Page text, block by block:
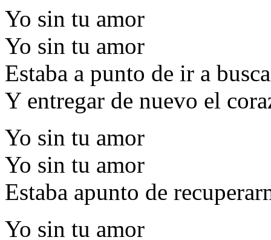
Yo sin tu amor
Yo sin tu amor
Estaba a punto de ir a
Y entregar de nuevo el
Yo sin tu amor
Yo sin tu amor
Estaba apunto de
Yo sin tu amor